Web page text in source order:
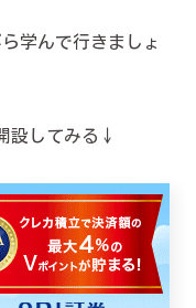
学んで行きましょ
設してみる↓